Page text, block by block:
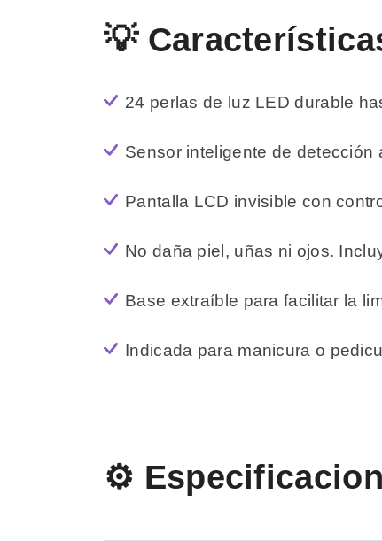
💡
24 perlas de luz LED durable
Sensor inteligente de
Pantalla LCD invisible con
No daña piel, uñas ni ojos.
Base extraíble para facilitar la
Indicada para manicura o
⚙️